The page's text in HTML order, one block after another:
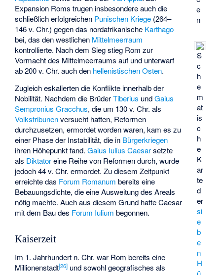
e
n
S
c
h
e
m
at
is
c
h
e
K
ar
te
d
er
si
e
b
e
n
H
Expansion Roms trugen insbesondere auch die
schließlich erfolgreichen Punischen Kriege (264–
146 v. Chr.) gegen das nordafrikanische Karthago
bei, das den westlichen Mittelmeerraum
kontrollierte. Nach dem Sieg stieg Rom zur
Vormacht des Mittelmeerraums auf und unterwarf
ab 200 v. Chr. auch den hellenistischen Osten.
Zugleich eskalierten die Konflikte innerhalb der
Nobilität. Nachdem die BrüderTiberius undGaius
Sempronius Gracchus, die um 130 v. Chr. als
Volkstribunenversucht hatten, Reformen
durchzusetzen, ermordet worden waren, kam es zu
einer Phase der Instabilität, die in Bürgerkriegen
ihren Höhepunkt fand.Gaius Iulius Caesarsetzte
als Diktatoreine Reihe von Reformen durch, wurde
jedoch 44 v. Chr. ermordet. Zu diesem Zeitpunkt
erreichte das Forum Romanum bereits eine
Bebauungsdichte, die eine Ausweitung des Areals
nötig machte. Auch aus diesem Grund hatte Caesar
mit dem Bau des Forum Iulium begonnen.
Kaiserzeit
Im 1. Jahrhundert n. Chr. war Rom bereits eine
Millionenstadt[26] und sowohl geografisches als